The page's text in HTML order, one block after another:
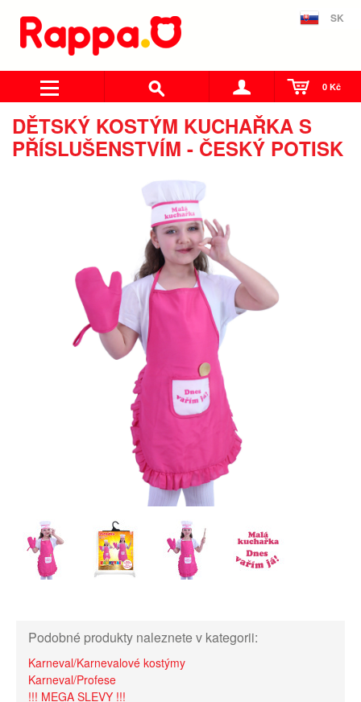
SK
0 Kč
DĚTSKÝ KOSTÝM KUCHAŘKA S
PŘÍSLUŠENSTVÍM - ČESKÝ POTISK
Podobné produkty naleznete v kategorii:
Karneval/Karnevalové kostýmy
Karneval/Profese
!!! MEGA SLEVY !!!